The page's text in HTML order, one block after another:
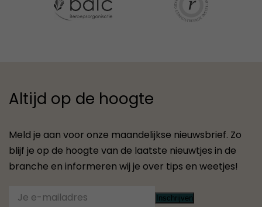
Altijd op de hoogte
Meld je aan voor onze maandelijkse nieuwsbrief. Zo
blijf je op de hoogte van de laatste nieuwtjes in de
branche en informeren wij je over tips en weetjes!
Inschrijven